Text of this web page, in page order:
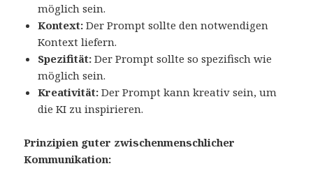
möglich sein.
Kontext: Der Prompt sollte den notwendigen
Kontext liefern.
Spezifität: Der Prompt sollte so spezifisch wie
möglich sein.
Kreativität: Der Prompt kann kreativ sein, um
die KI zu inspirieren.
Prinzipien guter zwischenmenschlicher
Kommunikation: